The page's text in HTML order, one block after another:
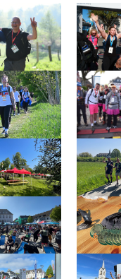
version Show
version Show
version Show
version Show
version Show